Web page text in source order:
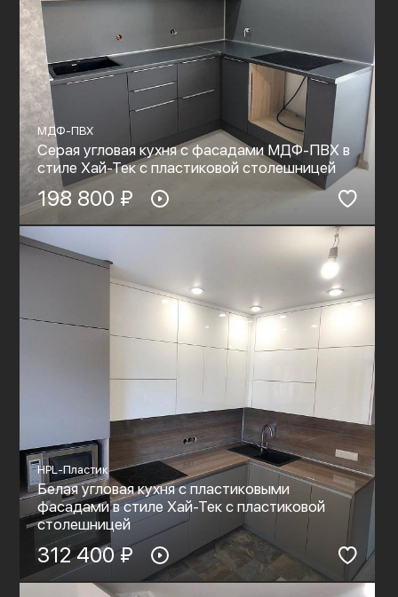
МДФ-ПВХ
Серая угловая кухня с фасадами МДФ-ПВХ в
стиле Хай-Тек с пластиковой столешницей
198 800 ₽
HPL-Пластик
Белая угловая кухня с пластиковыми
фасадами в стиле Хай-Тек с пластиковой
столешницей
312 400 ₽